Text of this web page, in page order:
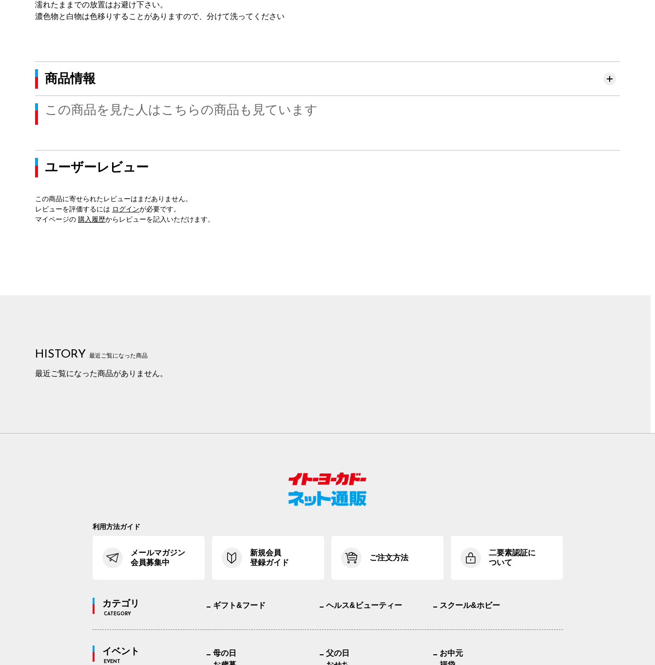
濡れたままでの放置はお避け下さい。
濃色物と白物は色移りすることがありますので、分けて洗ってください
商品情報
この商品を見た人はこちらの商品も見ています
ユーザーレビュー
この商品に寄せられたレビューはまだありません。
レビューを評価するには ログインが必要です。
マイページの 購入履歴からレビューを記入いただけます。
HISTORY 最近ご覧になった商品
最近ご覧になった商品がありません。
利用方法ガイド
メールマガジン
会員募集中
新規会員
登録ガイド
ご注文方法
二要素認証に
ついて
カテゴリ
CATEGORY
ギフト&フード ヘルス&ビューティー スクール&ホビー
イベント
EVENT
母の日 父の日
お中元